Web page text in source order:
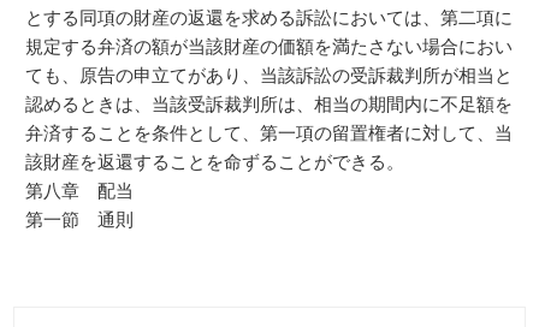
とする同項の財産の返還を求める訴訟においては、第二項に
規定する弁済の額が当該財産の価額を満たさない場合におい
ても、原告の申立てがあり、当該訴訟の受訴裁判所が相当と
認めるときは、当該受訴裁判所は、相当の期間内に不足額を
弁済することを条件として、第一項の留置権者に対して、当
該財産を返還することを命ずることができる。
第八章 配当
第一節 通則